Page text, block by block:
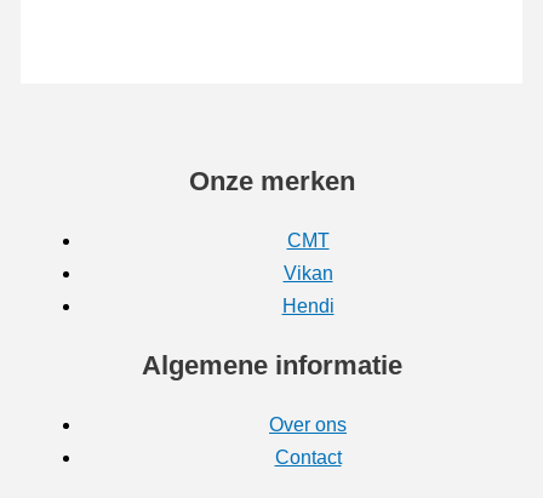
Onze merken
CMT
Vikan
Hendi
Algemene informatie
Over ons
Contact